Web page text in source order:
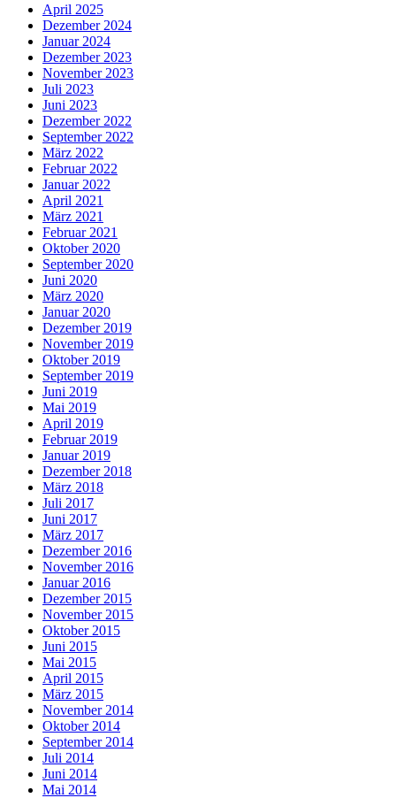
April 2025
Dezember 2024
Januar 2024
Dezember 2023
November 2023
Juli 2023
Juni 2023
Dezember 2022
September 2022
März 2022
Februar 2022
Januar 2022
April 2021
März 2021
Februar 2021
Oktober 2020
September 2020
Juni 2020
März 2020
Januar 2020
Dezember 2019
November 2019
Oktober 2019
September 2019
Juni 2019
Mai 2019
April 2019
Februar 2019
Januar 2019
Dezember 2018
März 2018
Juli 2017
Juni 2017
März 2017
Dezember 2016
November 2016
Januar 2016
Dezember 2015
November 2015
Oktober 2015
Juni 2015
Mai 2015
April 2015
März 2015
November 2014
Oktober 2014
September 2014
Juli 2014
Juni 2014
Mai 2014